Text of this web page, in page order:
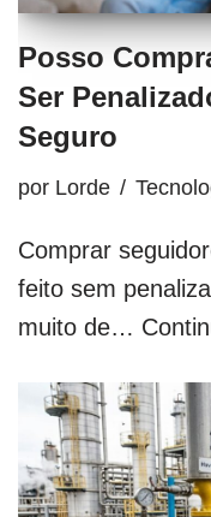
Posso
Ser
Seguro
por Lorde
Comprar
feito sem
muito de…